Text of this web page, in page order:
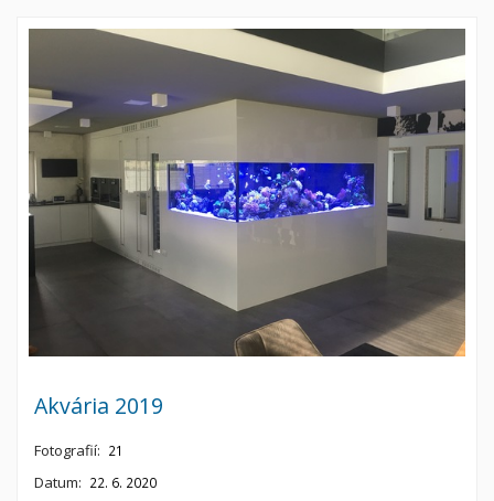
Akvária 2019
Fotografií: 21
Datum: 22. 6. 2020